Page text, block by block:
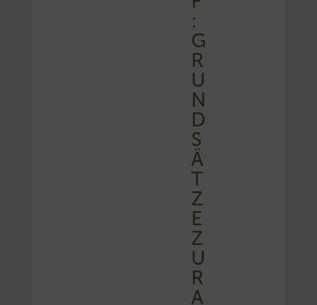
:
G
R
U
N
D
S
Ä
T
Z
E
Z
U
R
A